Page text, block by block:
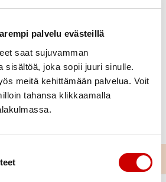
palvelu evästeillä
saat sujuvamman
sisältöä, joka sopii juuri sinulle.
meitä kehittämään palvelua. Voit
tahansa klikkaamalla
järjestetään työikäisten
keskustelua, mukavaa
Ilmoittautumiset 8.9.2023
sekä muut lisätiedot